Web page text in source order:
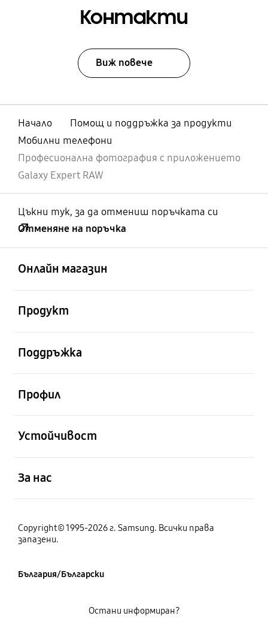
Контакти
Виж повече
Начало
Помощ и поддръжка за продукти
Мобилни телефони
Професионална фотография с приложението
Galaxy Expert RAW
Цъкни тук, за да отмениш поръчката си
Отменяне на поръчка
Онлайн магазин
Продукт
Поддръжка
Профил
Устойчивост
За нас
Copyright© 1995-2026 г. Samsung. Всички права
запазени.
България/Български
Остани информиран?